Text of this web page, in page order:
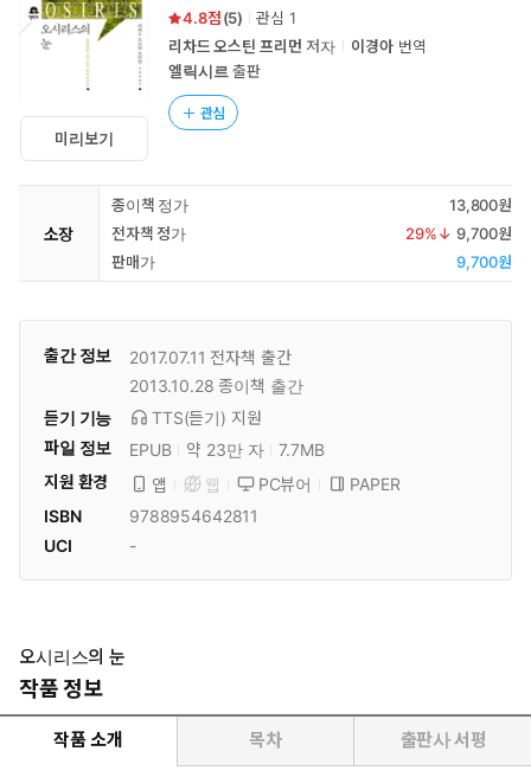
미리보기
4.8
(5) 관심 1
리차드 오스틴 프리먼 저자 이경아번역
엘릭시르 출판
관심
소장
종이책 정가
13,800원
전자책 정가
29%↓ 9,700원
판매가
9,700원
출간 정보 2017.07.11 전자책 출간
2013.10.28 종이책 출간
듣기 기능
TTS(듣기) 지원
파일 정보
EPUB 약 23만 자
7.7MB
지원 환경
앱 웹 PC뷰어
PAPER
ISBN
9788954642811
UCI
-
오시리스의 눈
작품 정보
작품 소개 목차 출판사 서평